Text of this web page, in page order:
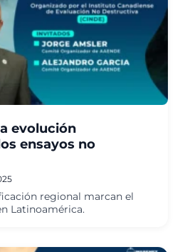
evolución
ensayos no
regional marcan el
Latinoamérica.